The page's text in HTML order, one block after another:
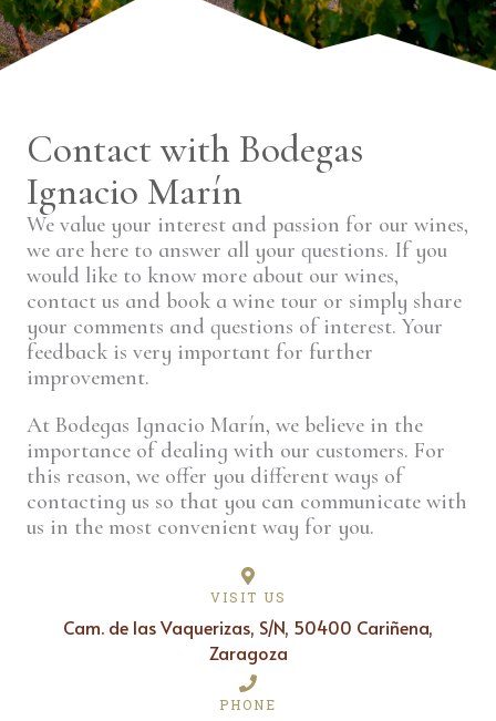
Contact with Bodegas
Ignacio Marín
We value your interest and passion for our wines,
we are here to answer all your questions. If you
would like to know more about our wines,
contact us and book a wine tour or simply share
your comments and questions of interest. Your
feedback is very important for further
improvement.
At Bodegas Ignacio Marín, we believe in the
importance of dealing with our customers. For
this reason, we offer you different ways of
contacting us so that you can communicate with
us in the most convenient way for you.
VISIT US
Cam. de las Vaquerizas, S/N, 50400 Cariñena,
Zaragoza
PHONE